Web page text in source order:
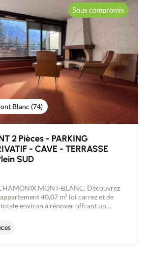
et d'eau chaude en géothermie
confort et performance énergétique.
et très vaste garage complètent ce
le secteur. Possibilité d'acquérir ce
ou totalement meublé sans surcoût.
nous pour organiser une visite. John
au Registre du Commerce et
SIREN : 752 049 783 , conseiller
en immobilier pour New Deal
06.30.22.35.14/
Les informations
auxquels ce bien est exposé sont
sur le site Géorisques :
Blanc (74)
Sous compromis
2 Pièces - PARKING
- CAVE - TERRASSE
SUD
MONT-BLANC, Découvrez
40,07 m² loi carrez et de
totale environ à rénover offrant un
terrasse couverte orientée plein sud de
s’ouvre sur un panorama